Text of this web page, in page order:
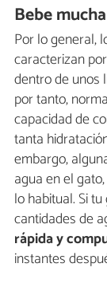
Bebe
Por lo general,
caracterizan
dentro de unos
por tanto,
capacidad de
tanta
embargo,
agua en el
lo habitual. Si
cantidades de
rápida y
instantes